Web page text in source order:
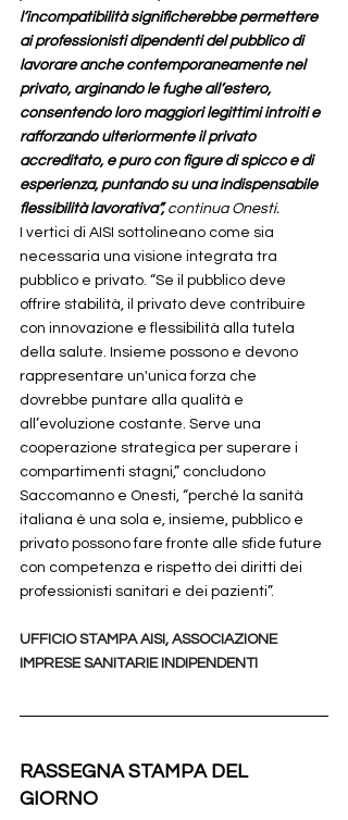
l’incompatibilità significherebbe permettere
ai professionisti dipendenti del pubblico di
lavorare anche contemporaneamente nel
privato, arginando le fughe all’estero,
consentendo loro maggiori legittimi introiti e
rafforzando ulteriormente il privato
accreditato, e puro con figure di spicco e di
esperienza, puntando su una indispensabile
flessibilità lavorativa”, continua Onesti.
I vertici di AISI sottolineano come sia
necessaria una visione integrata tra
pubblico e privato. “Se il pubblico deve
offrire stabilità, il privato deve contribuire
con innovazione e flessibilità alla tutela
della salute. Insieme possono e devono
rappresentare un'unica forza che
dovrebbe puntare alla qualità e
all’evoluzione costante. Serve una
cooperazione strategica per superare i
compartimenti stagni,” concludono
Saccomanno e Onesti, “perché la sanità
italiana è una sola e, insieme, pubblico e
privato possono fare fronte alle sfide future
con competenza e rispetto dei diritti dei
professionisti sanitari e dei pazienti”.
UFFICIO STAMPA AISI, ASSOCIAZIONE
IMPRESE SANITARIE INDIPENDENTI
RASSEGNA STAMPA DEL
GIORNO